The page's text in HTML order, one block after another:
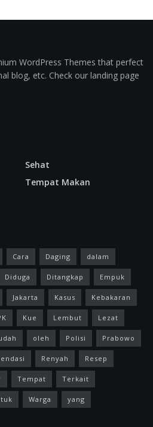
WordPress Themes that perfect
blog, etc. Check our landing page
Sehat
Tempat Makan
Cara Daging dalam
Diduga Ditangkap Empuk
Jakarta Kasus Kebakaran
Kue Lembut Lezat
oleh Polisi Prabowo
Renyah Resep
Tempat Terkait
Warga yang